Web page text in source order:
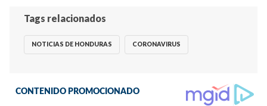
Tags relacionados
NOTICIAS DE HONDURAS CORONAVIRUS